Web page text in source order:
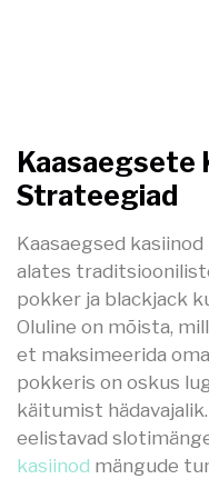
Kaasaegsete
Strateegiad
Kaasaegsed
alates
pokker ja blackjack
Oluline on mõista,
et maksimeerida
pokkeris on oskus
käitumist
eelistavad
kasiinod mängude